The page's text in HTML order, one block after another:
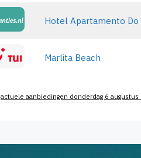
Hotel Apartamento Do
Marlita Beach
actuele aanbiedingen donderdag 6 augustus